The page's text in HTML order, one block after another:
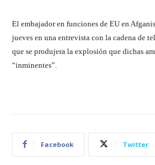
El embajador en funciones de EU en
jueves en una entrevista con la cadena de
que se produjera la explosión que dichas
“inminentes”.
Facebook Twitter